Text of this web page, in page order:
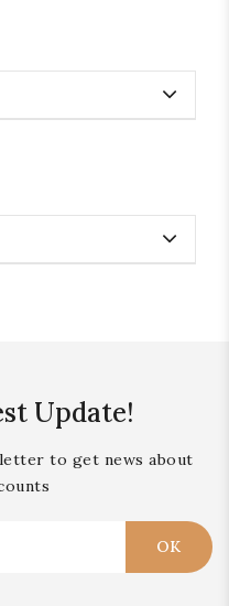
Update!
to get news about